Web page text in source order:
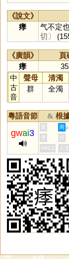
《說文》
痵
气不定
切〕
《廣韻》 頁
痵
中
古
音
聲母 清濁
群
全濁
粵語音節 & 根
gwai3
黃 周
李
何
HKLS
人文